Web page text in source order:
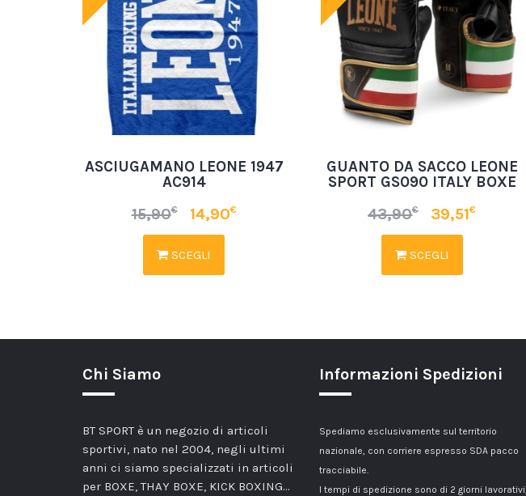
ASCIUGAMANO LEONE 1947
AC914
15,90€ 14,90€
SCEGLI
GUANTO DA SACCO LEONE
SPORT GS090 ITALY BOXE
43,90€ 39,51€
SCEGLI
Chi Siamo
BT SPORT è un negozio di articoli
sportivi, nato nel 2004, negli ultimi
anni ci siamo specializzati in articoli
per BOXE, THAY BOXE, KICK BOXING…
Informazioni Spedizioni
Spediamo esclusivamente sul territorio
nazionale, con corriere espresso SDA pacco
tracciabile.
I tempi di spedizione sono di 2 giorni lavorativi,